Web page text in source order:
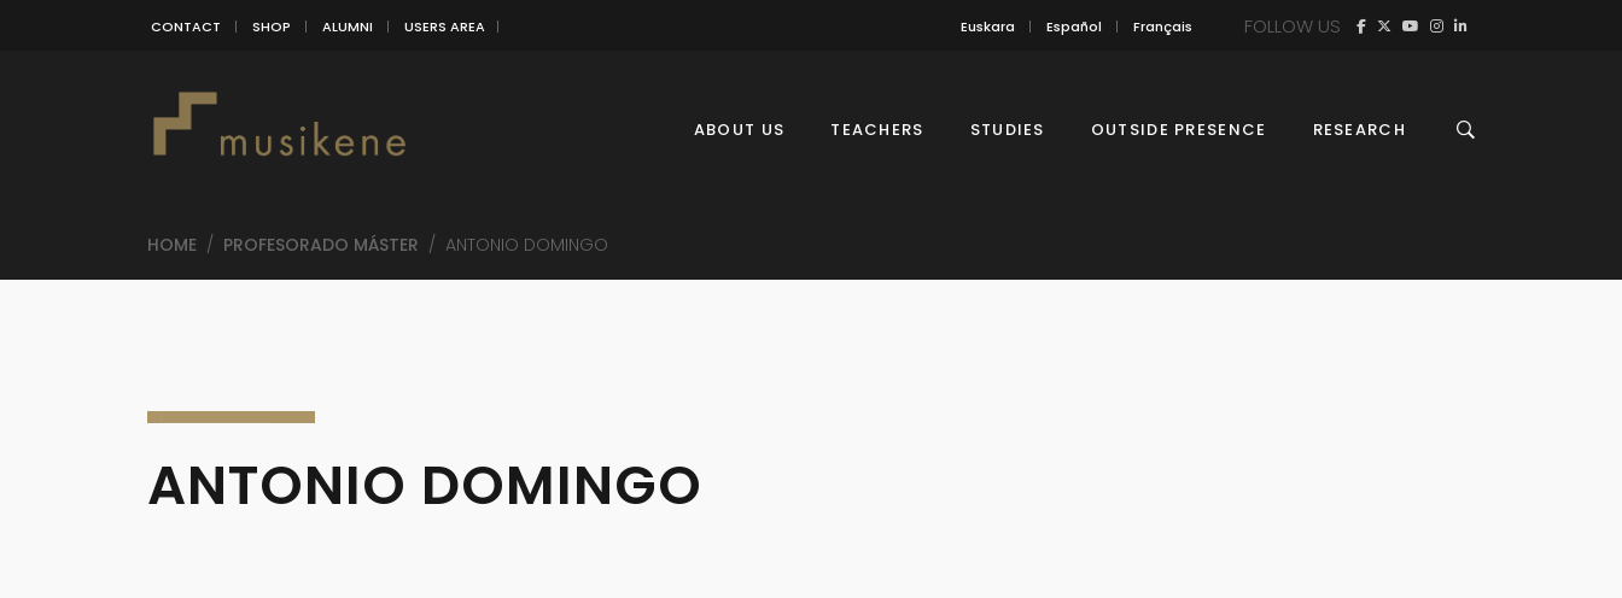
CONTACT SHOP ALUMNI USERS AREA Euskara Español Français FOLLOW US
ABOUT US TEACHERS STUDIES OUTSIDE PRESENCE RESEARCH
HOME / PROFESORADO MÁSTER / ANTONIO DOMINGO
ANTONIO DOMINGO